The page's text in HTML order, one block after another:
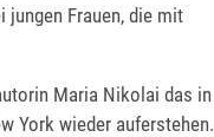
Frauen, die mit
Maria Nikolai das in
York wieder auferstehen.